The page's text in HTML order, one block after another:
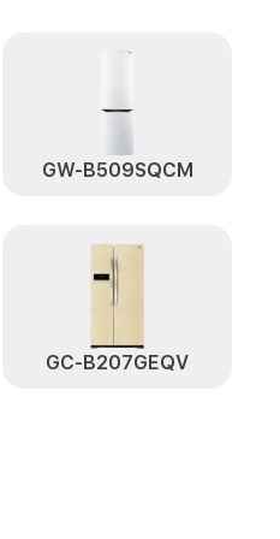
Заказать
Заказать
GW-B509SQCM
GC-B207GEQV